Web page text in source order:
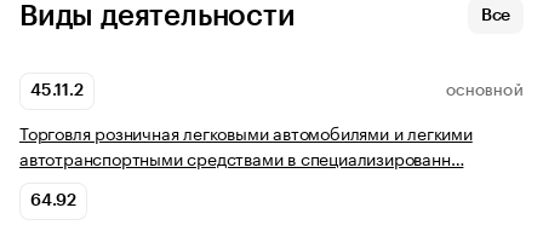
Виды деятельности Все
45.11.2 ОСНОВНОЙ
Торговля розничная легковыми автомобилями и легкими
автотранспортными средствами в специализированн…
64.92